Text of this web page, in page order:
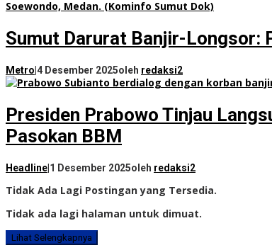
Sumut Darurat Banjir-Longsor:
Metro 4 Desember 2025oleh redaksi2
Presiden Prabowo Tinjau
Pasokan BBM
Headline 1 Desember 2025oleh redaksi2
Tidak Ada Lagi Postingan yang Tersedia.
Tidak ada lagi halaman untuk dimuat.
Lihat Selengkapnya